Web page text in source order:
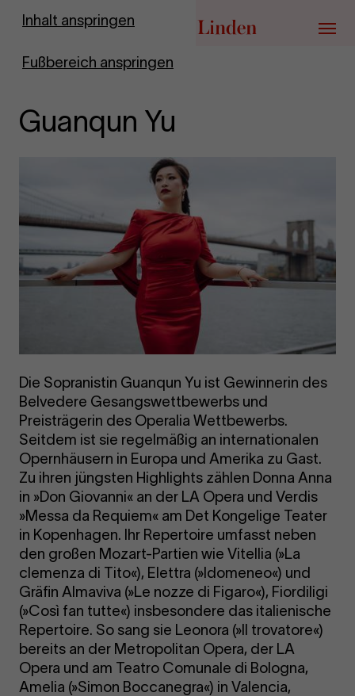
Inhalt anspringen
Fußbereich anspringen
Zur Startseite
Menü
Guanqun Yu
Die Sopranistin Guanqun Yu ist Gewinnerin des
Belvedere Gesangswettbewerbs und
Preisträgerin des Operalia Wettbewerbs.
Seitdem ist sie regelmäßig an internationalen
Opernhäusern in Europa und Amerika zu Gast.
Zu ihren jüngsten Highlights zählen Donna Anna
in »Don Giovanni« an der LA Opera und Verdis
»Messa da Requiem« am Det Kongelige Teater
in Kopenhagen. Ihr Repertoire umfasst neben
den großen Mozart-Partien wie Vitellia (»La
clemenza di Tito«), Elettra (»Idomeneo«) und
Gräfin Almaviva (»Le nozze di Figaro«), Fiordiligi
(»Così fan tutte«) insbesondere das italienische
Repertoire. So sang sie Leonora (»Il trovatore«)
bereits an der Metropolitan Opera, der LA
Opera und am Teatro Comunale di Bologna,
Amelia (»Simon Boccanegra«) in Valencia,